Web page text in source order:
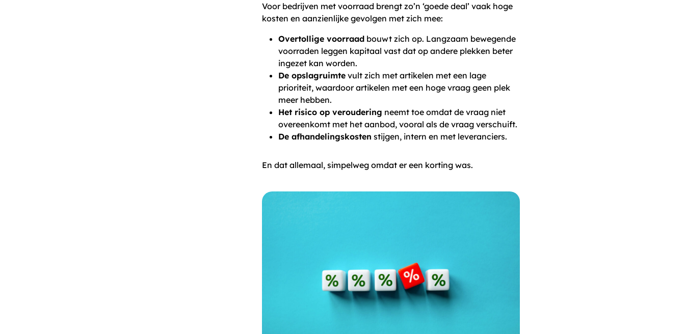
Voor bedrijven met voorraad brengt zo’n ‘goede deal’ vaak hoge
kosten en aanzienlijke gevolgen met zich mee:
Overtollige voorraad bouwt zich op. Langzaam bewegende
voorraden leggen kapitaal vast dat op andere plekken beter
ingezet kan worden.
De opslagruimte vult zich met artikelen met een lage
prioriteit, waardoor artikelen met een hoge vraag geen plek
meer hebben.
Het risico op veroudering neemt toe omdat de vraag niet
overeenkomt met het aanbod, vooral als de vraag verschuift.
De afhandelingskosten stijgen, intern en met leveranciers.
En dat allemaal, simpelweg omdat er een korting was.